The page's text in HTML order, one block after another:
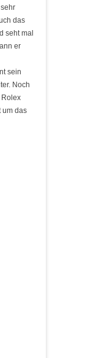
das
seht mal
er
sein
Noch
Rolex
um das